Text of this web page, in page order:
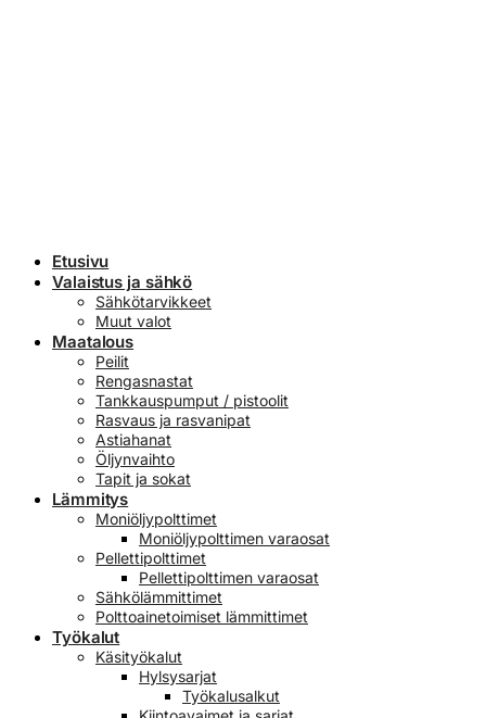
Etusivu
Valaistus ja sähkö
Sähkötarvikkeet
Muut valot
Maatalous
Peilit
Rengasnastat
Tankkauspumput / pistoolit
Rasvaus ja rasvanipat
Astiahanat
Öljynvaihto
Tapit ja sokat
Lämmitys
Moniöljypolttimet
Moniöljypolttimen varaosat
Pellettipolttimet
Pellettipolttimen varaosat
Sähkölämmittimet
Polttoainetoimiset lämmittimet
Työkalut
Käsityökalut
Hylsysarjat
Työkalusalkut